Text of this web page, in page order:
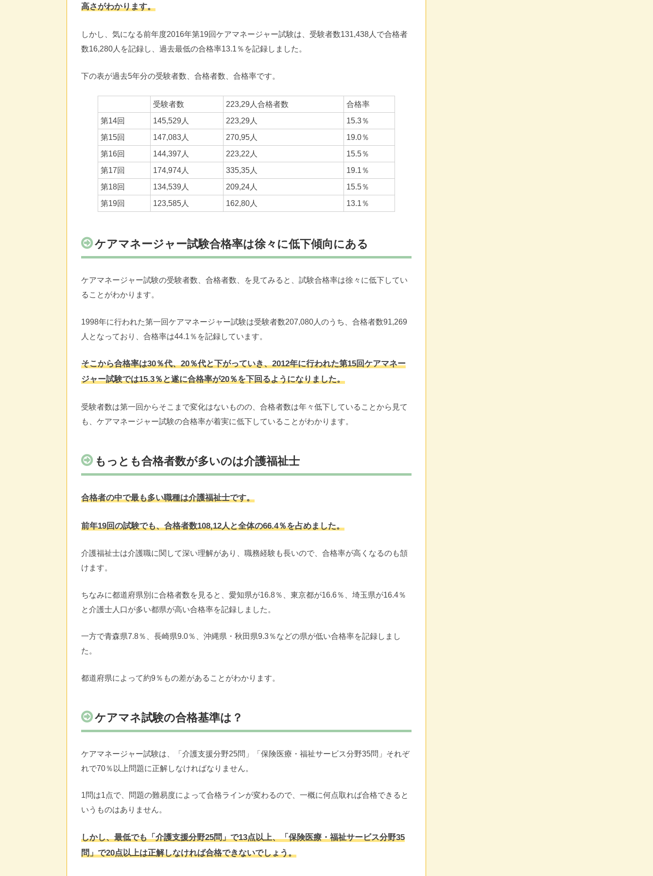
高さがわかります。
しかし、気になる前年度2016年第19回ケアマネージャー試験は、受験者数131,438人で合格者
数16,280人を記録し、過去最低の合格率13.1％を記録しました。
下の表が過去5年分の受験者数、合格者数、合格率です。
受験者数 223,29人合格者数
合格率
第14回
145,529人 223,29人
15.3％
第15回
147,083人 270,95人
19.0％
第16回
144,397人 223,22人
15.5％
第17回
174,974人 335,35人
19.1％
第18回
134,539人 209,24人
15.5％
第19回
123,585人 162,80人 13.1％
ケアマネージャー試験合格率は徐々に低下傾向にある
ケアマネージャー試験の受験者数、合格者数、を見てみると、試験合格率は徐々に低下してい
ることがわかります。
1998年に行われた第一回ケアマネージャー試験は受験者数207,080人のうち、合格者数91,269
人となっており、合格率は44.1％を記録しています。
そこから合格率は30％代、20％代と下がっていき、2012年に行われた第15回ケアマネー
ジャー試験では15.3％と遂に合格率が20％を下回るようになりました。
受験者数は第一回からそこまで変化はないものの、合格者数は年々低下していることから見て
も、ケアマネージャー試験の合格率が着実に低下していることがわかります。
もっとも合格者数が多いのは介護福祉士
合格者の中で最も多い職種は介護福祉士です。
前年19回の試験でも、合格者数108,12人と全体の66.4％を占めました。
介護福祉士は介護職に関して深い理解があり、職務経験も長いので、合格率が高くなるのも頷
けます。
ちなみに都道府県別に合格者数を見ると、愛知県が16.8％、東京都が16.6％、埼玉県が16.4％
と介護士人口が多い都県が高い合格率を記録しました。
一方で青森県7.8％、長崎県9.0％、沖縄県・秋田県9.3％などの県が低い合格率を記録しまし
た。
都道府県によって約9％もの差があることがわかります。
ケアマネ試験の合格基準は？
ケアマネージャー試験は、「介護支援分野25問」「保険医療・福祉サービス分野35問」それぞ
れで70％以上問題に正解しなければなりません。
1問は1点で、問題の難易度によって合格ラインが変わるので、一概に何点取れば合格できると
いうものはありません。
しかし、最低でも「介護支援分野25問」で13点以上、「保険医療・福祉サービス分野35
問」で20点以上は正解しなければ合格できないでしょう。